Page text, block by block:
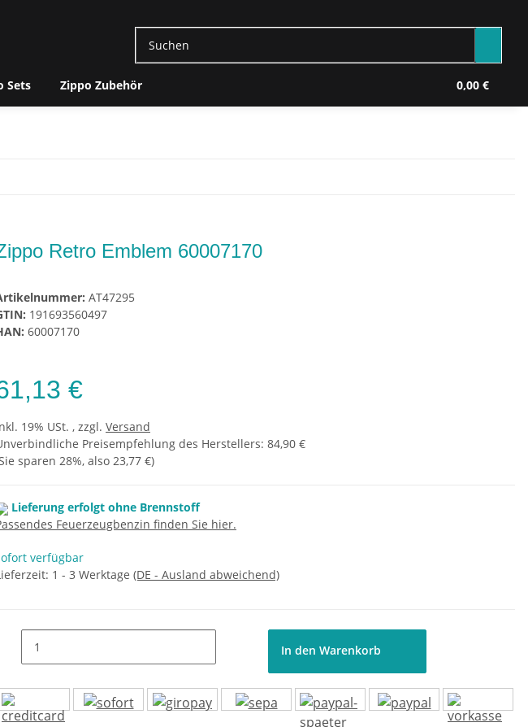
Sets Zippo Zubehör 0,00 €
Retro Emblem 60007170
AT47295
191693560497
60007170
€
19% USt. , zzgl. Versand
Preisempfehlung des Herstellers: 84,90 €
sparen 28%, also 23,77 €)
Lieferung erfolgt ohne Brennstoff
Feuerzeugbenzin finden Sie hier.
verfügbar
1 - 3 Werktage (DE - Ausland abweichend)
In den Warenkorb